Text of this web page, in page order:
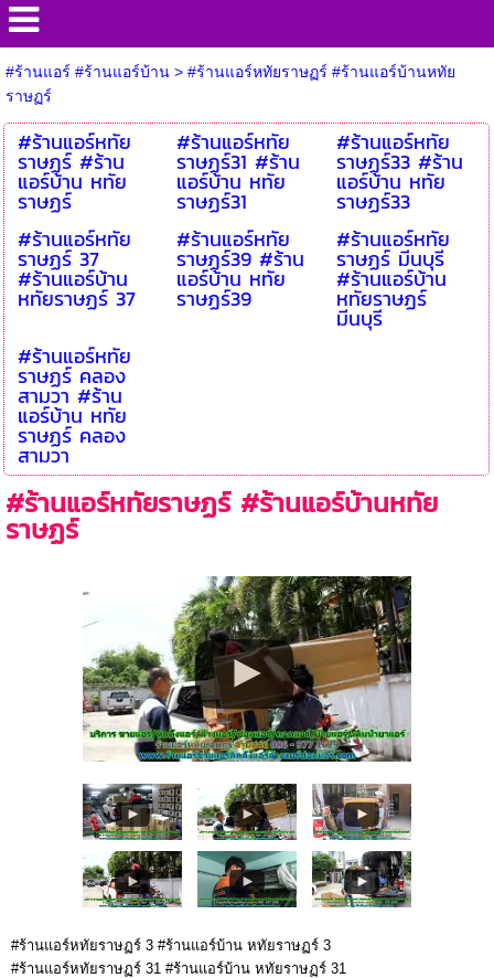
#ร้านแอร์ #ร้านแอร์บ้าน> #ร้านแอร์หทัยราษฏร์ #ร้านแอร์บ้านหทัย
ราษฏร์
#ร้านแอร์หทัย
ราษฏร์ #ร้าน
แอร์บ้าน หทัย
ราษฏร์
#ร้านแอร์หทัย
ราษฏร์31 #ร้าน
แอร์บ้าน หทัย
ราษฏร์31
#ร้านแอร์หทัย
ราษฏร์33 #ร้าน
แอร์บ้าน หทัย
ราษฏร์33
#ร้านแอร์หทัย
ราษฏร์ 37
#ร้านแอร์บ้าน
หทัยราษฏร์ 37
#ร้านแอร์หทัย
ราษฏร์39 #ร้าน
แอร์บ้าน หทัย
ราษฏร์39
#ร้านแอร์หทัย
ราษฏร์ มีนบุรี
#ร้านแอร์บ้าน
หทัยราษฏร์
มีนบุรี
#ร้านแอร์หทัย
ราษฏร์ คลอง
สามวา #ร้าน
แอร์บ้าน หทัย
ราษฏร์ คลอง
สามวา
#ร้านแอร์หทัยราษฏร์ #ร้านแอร์บ้านหทัย
ราษฏร์
#ร้านแอร์หทัยราษฏร์ 3 #ร้านแอร์บ้าน หทัยราษฏร์ 3
#ร้านแอร์หทัยราษฏร์ 31 #ร้านแอร์บ้าน หทัยราษฏร์ 31